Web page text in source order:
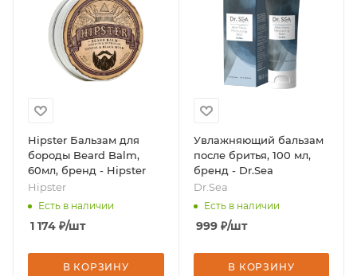
Hipster Бальзам для
бороды Beard Balm,
60мл, бренд - Hipster
Hipster
Есть в наличии
1 174 ₽/шт
В КОРЗИНУ
Увлажняющий бальзам
после бритья, 100 мл,
бренд - Dr.Sea
Dr.Sea
Есть в наличии
999₽/шт
В КОРЗИНУ